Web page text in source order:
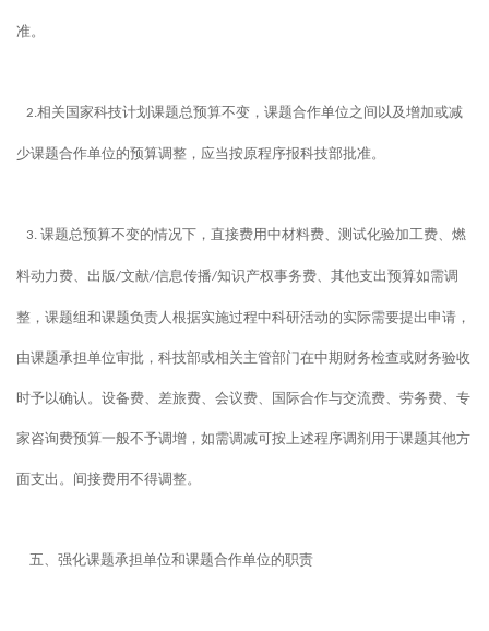
准。
2.相关国家科技计划课题总预算不变，课题合作单位之间以及增加或减
少课题合作单位的预算调整，应当按原程序报科技部批准。
3. 课题总预算不变的情况下，直接费用中材料费、测试化验加工费、燃
料动力费、出版/文献/信息传播/知识产权事务费、其他支出预算如需调
整，课题组和课题负责人根据实施过程中科研活动的实际需要提出申请，
由课题承担单位审批，科技部或相关主管部门在中期财务检查或财务验收
时予以确认。设备费、差旅费、会议费、国际合作与交流费、劳务费、专
家咨询费预算一般不予调增，如需调减可按上述程序调剂用于课题其他方
面支出。间接费用不得调整。
五、强化课题承担单位和课题合作单位的职责